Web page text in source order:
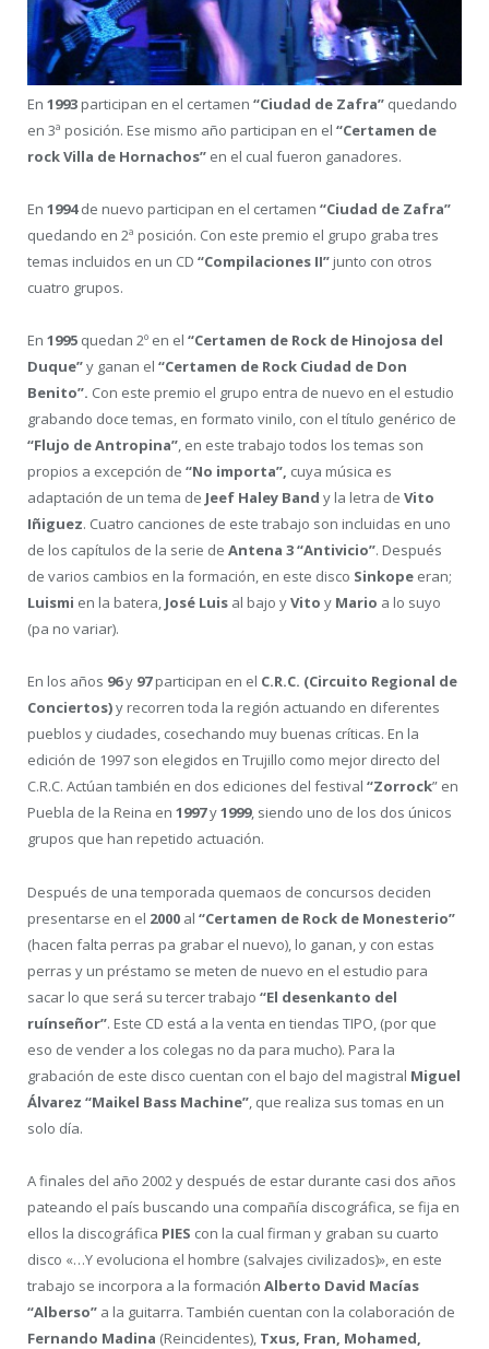
En 1993 participan en el certamen “Ciudad de Zafra” quedando
en 3ª posición. Ese mismo año participan en el “Certamen de
rock Villa de Hornachos” en el cual fueron ganadores.
En 1994de nuevo participan en el certamen “Ciudad de Zafra”
quedando en 2ª posición. Con este premio el grupo graba tres
temas incluidos en un CD “Compilaciones II” junto con otros
cuatro grupos.
En 1995 quedan 2º en el “Certamen de Rock de Hinojosa del
Duque”y ganan el “Certamen de Rock Ciudad de Don
Benito”. Con este premio el grupo entra de nuevo en el estudio
grabando doce temas, en formato vinilo, con el título genérico de
“Flujo de Antropina”, en este trabajo todos los temas son
propios a excepción de “No importa”, cuya música es
adaptación de un tema de Jeef Haley Band y la letra de Vito
Iñiguez. Cuatro canciones de este trabajo son incluidas en uno
de los capítulos de la serie de Antena 3 “Antivicio”. Después
de varios cambios en la formación, en este disco Sinkope eran;
Luismi en la batera, José Luis al bajo yVito y Mario a lo suyo
(pa no variar).
En los años 96y 97participan en el C.R.C. (Circuito Regional de
Conciertos)y recorren toda la región actuando en diferentes
pueblos y ciudades, cosechando muy buenas críticas. En la
edición de 1997 son elegidos en Trujillo como mejor directo del
C.R.C. Actúan también en dos ediciones del festival “Zorrock” en
Puebla de la Reina en 1997y1999, siendo uno de los dos únicos
grupos que han repetido actuación.
Después de una temporada quemaos de concursos deciden
presentarse en el 2000 al “Certamen de Rock de Monesterio”
(hacen falta perras pa grabar el nuevo), lo ganan, y con estas
perras y un préstamo se meten de nuevo en el estudio para
sacar lo que será su tercer trabajo “El desenkanto del
ruínseñor”. Este CD está a la venta en tiendas TIPO, (por que
eso de vender a los colegas no da para mucho). Para la
grabación de este disco cuentan con el bajo del magistral Miguel
Álvarez “Maikel Bass Machine” , que realiza sus tomas en un
solo día.
A finales del año 2002 y después de estar durante casi dos años
pateando el país buscando una compañía discográfica, se fija en
ellos la discográfica PIES con la cual firman y graban su cuarto
disco «…Y evoluciona el hombre (salvajes civilizados)», en este
trabajo se incorpora a la formación Alberto David Macías
“Alberso” a la guitarra. También cuentan con la colaboración de
Fernando Madina (Reincidentes), Txus, Fran, Mohamed,